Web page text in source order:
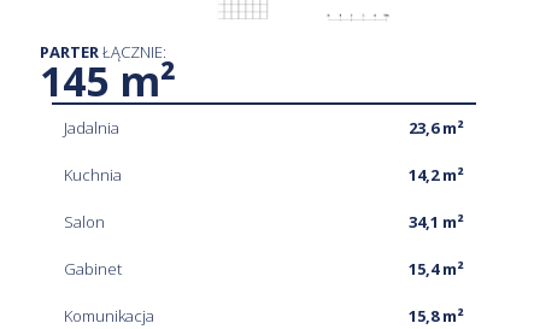
PARTERŁĄCZNIE:
145 m²
Jadalnia 23,6 m²
Kuchnia 14,2 m²
Salon 34,1 m²
Gabinet 15,4 m²
Komunikacja 15,8 m²